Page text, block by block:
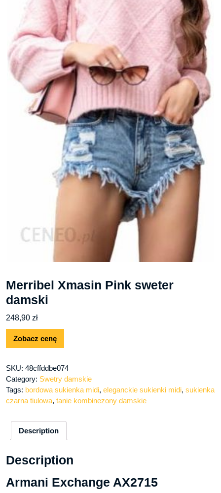
Merribel Xmasin Pink sweter
damski
248,90 zł
Zobacz cenę
SKU: 48cffddbe074
Category: Swetry damskie
Tags: bordowa sukienka midi, eleganckie sukienki midi, sukienka
czarna tiulowa, tanie kombinezony damskie
Description
Description
Armani Exchange AX2715